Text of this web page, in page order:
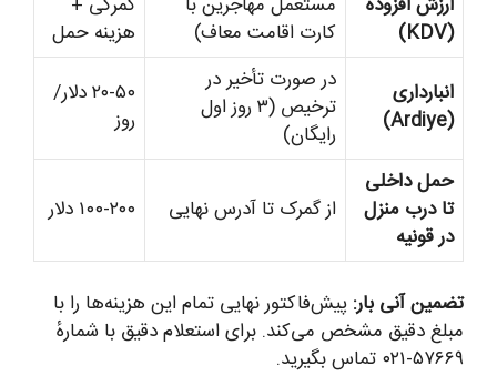
(KDV)
کارت اقامت معاف)
هزینه حمل
انبارداری
(Ardiye)
در صورت تأخیر در
ترخیص (۳ روز اول
رایگان)
۲۰-۵۰ دلار/
روز
حمل داخلی
تا درب منزل
در قونیه
از گمرک تا آدرس نهایی ۱۰۰-۲۰۰ دلار
تضمین آنی بار: پیش‌فاکتور نهایی تمام این هزینه‌ها را با
مبلغ دقیق مشخص می‌کند. برای استعلام دقیق با شمارهٔ
۵۷۶۶۹-۰۲۱ تماس بگیرید.